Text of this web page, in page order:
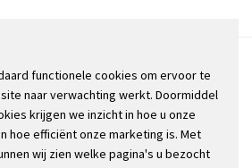
functionele cookies om ervoor te
naar verwachting werkt. Doormiddel
krijgen we inzicht in hoe u onze
hoe efficiënt onze marketing is. Met
wij zien welke pagina's u bezocht